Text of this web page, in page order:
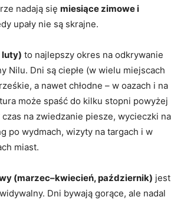
nadają się miesiące zimowe i
upały nie są skrajne.
luty) to najlepszy okres na odkrywanie
Nilu. Dni są ciepłe (w wielu miejscach
a nawet chłodne – w oazach i na
może spaść do kilku stopni powyżej
na zwiedzanie piesze, wycieczki na
po wydmach, wizyty na targach i w
miast.
(marzec–kwiecień, październik) jest
Dni bywają gorące, ale nadal